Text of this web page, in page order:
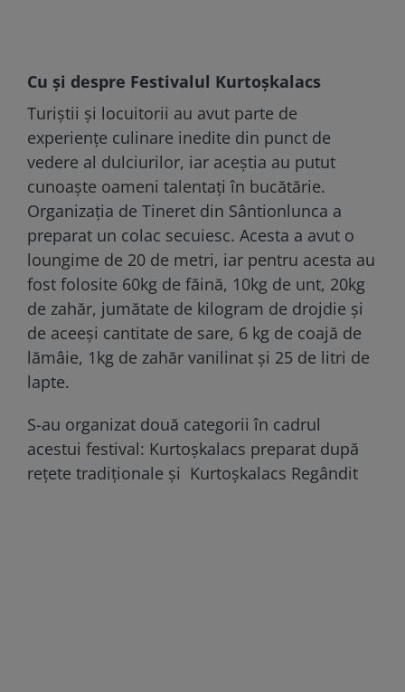
Cu și despre Festivalul Kurtoșkalacs
Turiștii și locuitorii au avut parte de
experiențe culinare inedite din punct de
vedere al dulciurilor, iar aceștia au putut
cunoaște oameni talentați în bucătărie.
Organizația de Tineret din Sântionlunca a
preparat un colac secuiesc. Acesta a avut o
loungime de 20 de metri, iar pentru acesta au
fost folosite 60kg de făină, 10kg de unt, 20kg
de zahăr, jumătate de kilogram de drojdie și
de aceeși cantitate de sare, 6 kg de coajă de
lămâie, 1kg de zahăr vanilinat și 25 de litri de
lapte.
S-au organizat două categorii în cadrul
acestui festival: Kurtoșkalacs preparat după
rețete tradiționale și Kurtoșkalacs Regândit